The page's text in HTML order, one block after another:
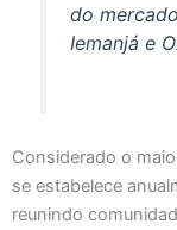
do
Iemanjá e
Considerado o
se estabelece
reunindo